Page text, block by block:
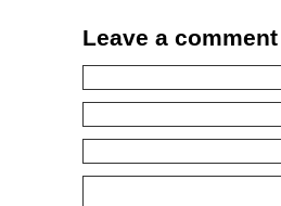
Leave a comment